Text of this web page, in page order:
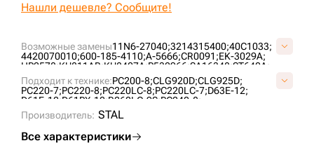
Возможные замены11N6-27040;3214315400;40C1033;
4420070010;600-185-4110;A-5666;CR0091;EK-3029A;
HP2578;KU811AB;KU8407A;P532966;SA16348;ST640A;
Подходит к технике:PC200-8;CLG920D;CLG925D;
PC220-7;PC220-8;PC220LC-8;PC220LC-7;D63E-12;
D61E-12;D61PX-12;R260LC-9S;PC240-8;
Производитель: STAL
Все характеристики
Нашли дешевле? Сообщите!